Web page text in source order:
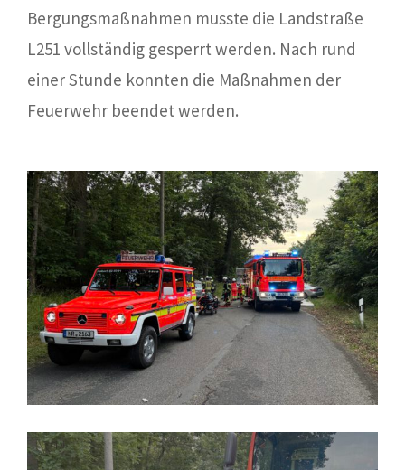
Bergungsmaßnahmen musste die Landstraße
L251 vollständig gesperrt werden. Nach rund
einer Stunde konnten die Maßnahmen der
Feuerwehr beendet werden.